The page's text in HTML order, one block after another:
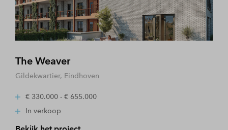
The Weaver
Gildekwartier, Eindhoven
€ 330.000 - € 655.000
In verkoop